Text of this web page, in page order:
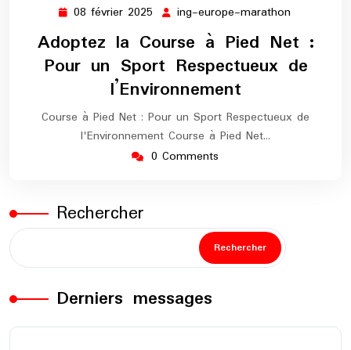
08 février 2025 08
2025
ing-europe-marathon
europe-
marathon
Adoptez la Course à Pied Net :
Pour un Sport Respectueux de
l’Environnement
Course à Pied Net : Pour un Sport Respectueux de
l'Environnement Course à Pied Net…
0 Comments
Rechercher
Rechercher
Derniers messages